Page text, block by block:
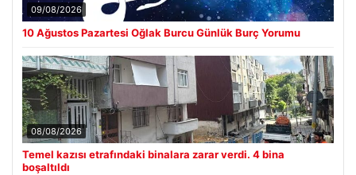
09/08/2026
10 Ağustos Pazartesi Oğlak Burcu Günlük Burç Yorumu
08/08/2026
Temel kazısı etrafındaki binalara zarar verdi. 4 bina
boşaltıldı